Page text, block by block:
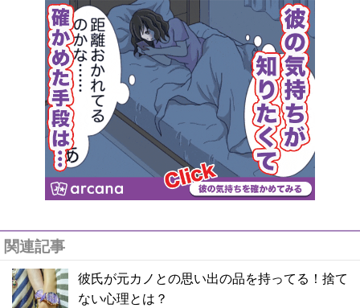
関連記事
彼氏が元カノとの思い出の品を持ってる！捨て
ない心理とは？